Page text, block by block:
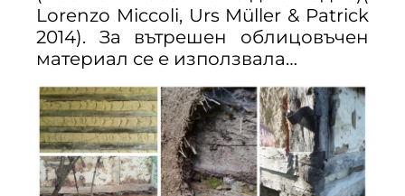
Lorenzo Miccoli, Urs Müller & Patrick
2014). За вътрешен облицовъчен
материал се е използвала…